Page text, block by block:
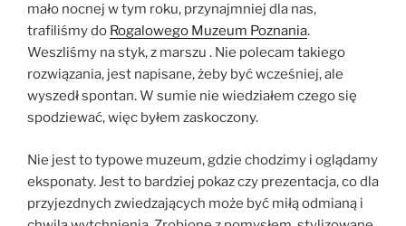
mało nocnej w tym roku, przynajmniej dla nas,
trafiliśmy do Rogalowego Muzeum Poznania.
Weszliśmy na styk, z marszu . Nie polecam takiego
rozwiązania, jest napisane, żeby być wcześniej, ale
wyszedł spontan. W sumie nie wiedziałem czego się
spodziewać, więc byłem zaskoczony.
Nie jest to typowe muzeum, gdzie chodzimy i oglądamy
eksponaty. Jest to bardziej pokaz czy prezentacja, co dla
przyjezdnych zwiedzających może być miłą odmianą i